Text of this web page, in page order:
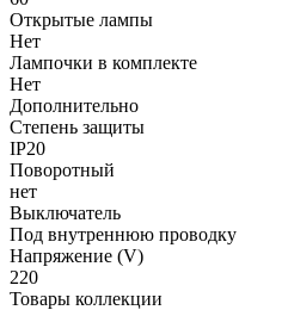
Открытые лампы
Нет
Лампочки в комплекте
Нет
Дополнительно
Степень защиты
IP20
Поворотный
нет
Выключатель
Под внутреннюю проводку
Напряжение (V)
220
Товары коллекции